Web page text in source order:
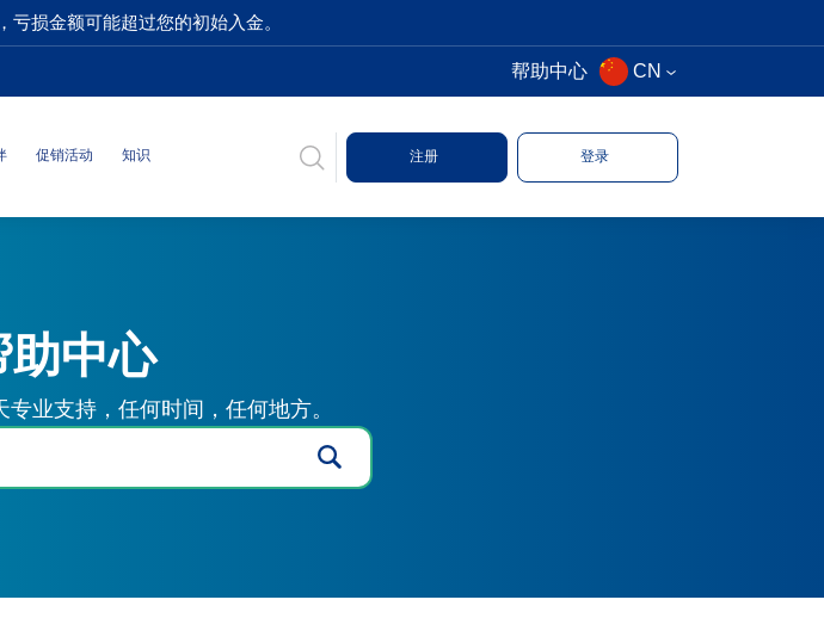
亏损金额可能超过您的初始入金。
帮助中心 CN
促销活动 知识 注册 登录
助中心
业支持，任何时间，任何地方。